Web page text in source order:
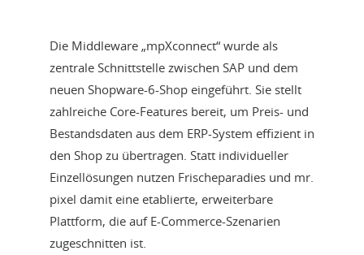
Die Middleware „mpXconnect“ wurde als
zentrale Schnittstelle zwischen SAP und dem
neuen Shopware-6-Shop eingeführt. Sie stellt
zahlreiche Core-Features bereit, um Preis- und
Bestandsdaten aus dem ERP-System effizient in
den Shop zu übertragen. Statt individueller
Einzellösungen nutzen Frischeparadies und mr.
pixel damit eine etablierte, erweiterbare
Plattform, die auf E-Commerce-Szenarien
zugeschnitten ist.